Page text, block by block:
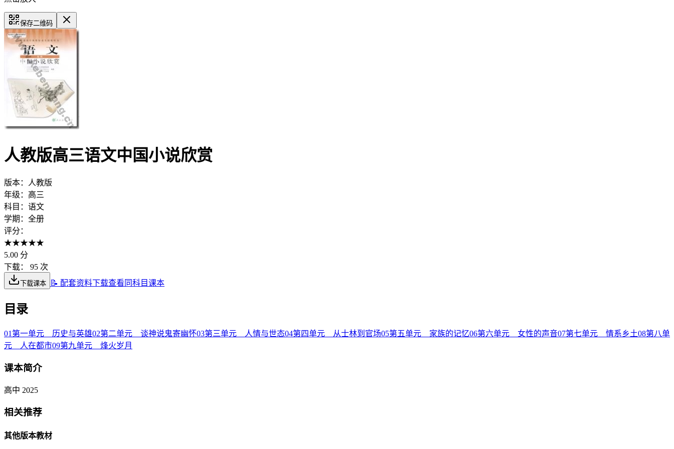
保存二维码
人教版高三语文中国小说欣赏
版本：
人教版
年级： 高三
科目： 语文
学期： 全册
评分：
★★★★★
5.00 分
下载：
95 次
下载课本 📝 配套资料下载查看同科目课本
目录
01 第一单元 历史与英雄02第二单元 谈神说鬼寄幽怀03第三单元 人情与世态04第四单元 从士林到官场05第五单元 家族的记忆06第六单元 女性的声音07第七单元 情系乡土08第八单
元 人在都市09第九单元 烽火岁月
课本简介
高中 2025
相关推荐
其他版本教材